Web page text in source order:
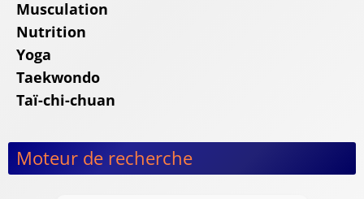
Musculation
Nutrition
Yoga
Taekwondo
Taï-chi-chuan
Moteur de recherche